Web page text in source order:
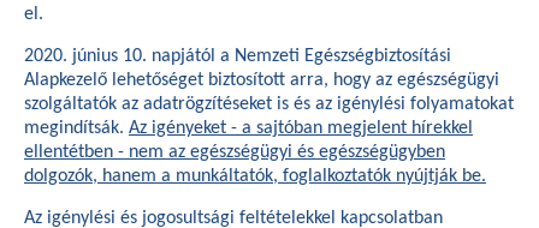
el.
2020. június 10. napjától a Nemzeti Egészségbiztosítási
Alapkezelő lehetőséget biztosított arra, hogy az egészségügyi
szolgáltatók az adatrögzítéseket is és az igénylési folyamatokat
megindítsák. Az igényeket - a sajtóban megjelent hírekkel
ellentétben - nem az egészségügyi és egészségügyben
dolgozók, hanem a munkáltatók, foglalkoztatók nyújtják be.
Az igénylési és jogosultsági feltételekkel kapcsolatban